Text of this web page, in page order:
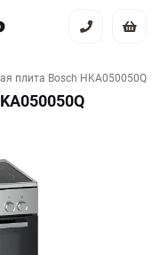
плита Bosch HKA050050Q